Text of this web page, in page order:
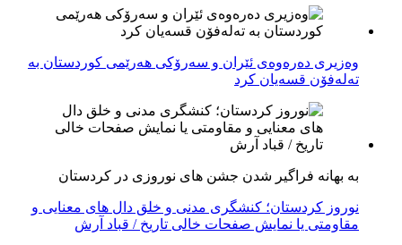
وەزیری دەرەوەی ئێران و سەرۆکی هەرێمی کوردستان بە
تەلەفۆن قسەیان کرد
به بهانه فراگیر شدن جشن های نوروزی در کردستان
نوروز کردستان؛ کنشگری مدنی و خلق دال های معنایی و
مقاومتی یا نمایش صفحات خالی تاریخ / قباد آرش